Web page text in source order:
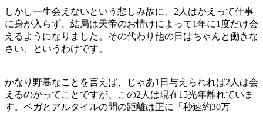
しかし一生会えないという悲しみ故に、2人はかえって仕事
に身が入らず、結局は天帝のお情けによって1年に1度だけ会
えるようになりました。その代わり他の日はちゃんと働きな
さい、というわけです。
かなり野暮なことを言えば、じゃあ1日与えられれば2人は会
えるのかってことですが、この2人は現在15光年離れていま
す。ベガとアルタイルの間の距離は正に「秒速約30万